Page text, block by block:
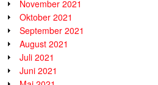
November 2021
Oktober 2021
September 2021
August 2021
Juli 2021
Juni 2021